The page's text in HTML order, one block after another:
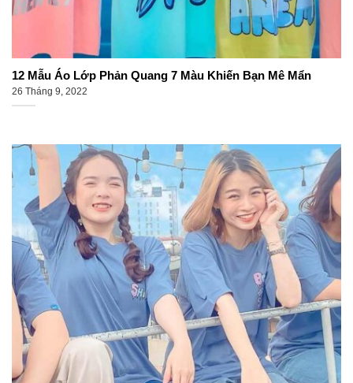
12 Mẫu Áo Lớp Phản Quang 7 Màu Khiến Bạn Mê Mẩn
26 Tháng 9, 2022